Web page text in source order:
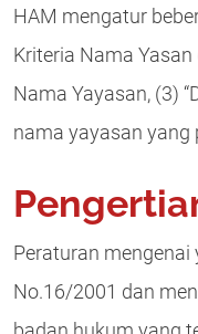
HAM mengatur
Kriteria Nama
Nama Yayasan, (3)
nama yayasan yang
Peraturan
No.16/2001 dan